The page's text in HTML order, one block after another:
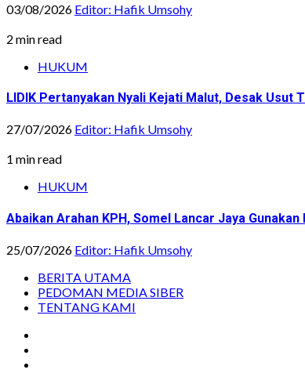
03/08/2026 Editor: Hafik Umsohy
2 min read
HUKUM
LIDIK Pertanyakan Nyali Kejati Malut, Desak Usut
27/07/2026 Editor: Hafik Umsohy
1 min read
HUKUM
Abaikan Arahan KPH, Somel Lancar Jaya Gunakan
25/07/2026 Editor: Hafik Umsohy
BERITA UTAMA
PEDOMAN MEDIA SIBER
TENTANG KAMI